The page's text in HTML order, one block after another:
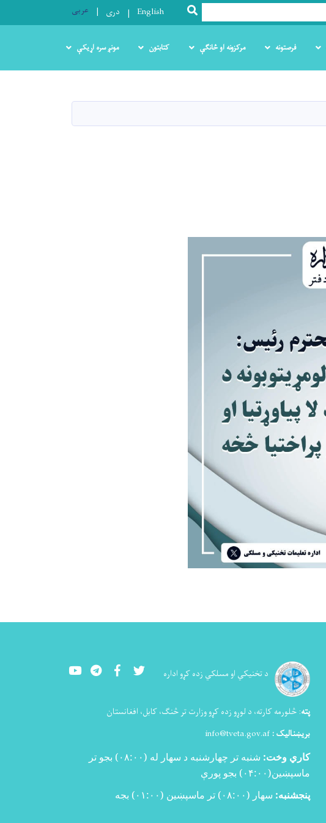
SEARCH
English دری عربی
فرصتونه مرکزونه او څانګې کتابتون مونږ سره اړیکې
د تخنيکي او مسلکي زده کړو اداره YoutubeLinkedInFacebook Twitter
پته: څلورمه کارته، د لوړو زده کړو وزارت تر څنګ، کابل، افغانستان
بریښنالیک : info@tveta.gov.af
کاري وخت: شنبه تر چهارشنبه د سهار له (۰۸:۰۰)
بجو تر
ماسپښین(۰۴:۰۰)
بجو پورې
پنجشنبه: سهار (۰۸:۰۰) تر ماسپښین (۰۱:۰۰) بجه